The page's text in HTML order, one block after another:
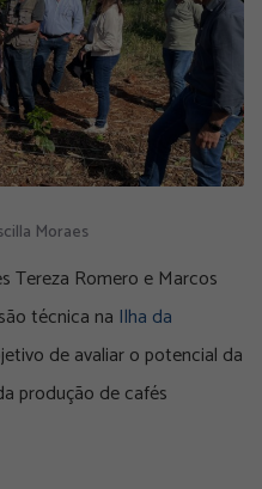
Moraes
Tereza Romero e Marcos
técnica na Ilha da
de avaliar o potencial da
produção de cafés